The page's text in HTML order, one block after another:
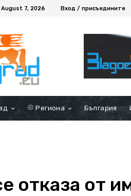
August 7, 2026 Вход / присъедините
Региона България
отказа от